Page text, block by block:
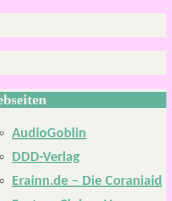
AudioGoblin
DDD-Verlag
Erainn.de – Die Coraniaid